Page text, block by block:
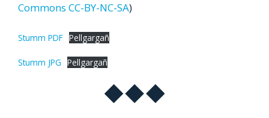
Commons CC-BY-NC-SA)
Stumm PDF Pellgargañ
Stumm JPG Pellgargañ